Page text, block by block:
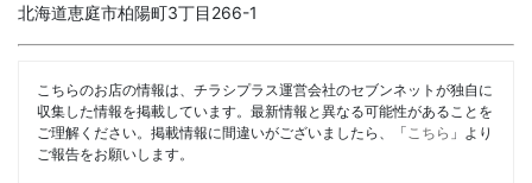
北海道恵庭市柏陽町3丁目266-1
こちらのお店の情報は、チラシプラス運営会社のセブンネットが独自に
収集した情報を掲載しています。最新情報と異なる可能性があることを
ご理解ください。掲載情報に間違いがございましたら、「 こちら 」より
ご報告をお願いします。